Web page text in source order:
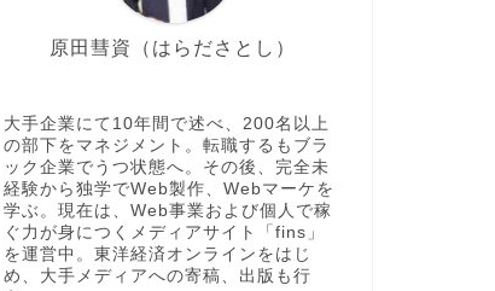
原田彗資（はらださとし）
大手企業にて10年間で述べ、200名以上
の部下をマネジメント。転職するもブラ
ック企業でうつ状態へ。その後、完全未
経験から独学でWeb製作、Webマーケを
学ぶ。現在は、Web事業および個人で稼
ぐ力が身につくメディアサイト「fins」
を運営中。東洋経済オンラインをはじ
め、大手メディアへの寄稿、出版も行